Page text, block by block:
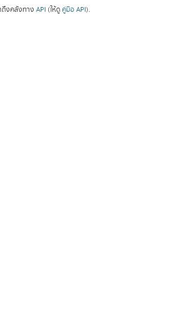
ถึงคลังทาง API (ให้ดู คู่มือ API).